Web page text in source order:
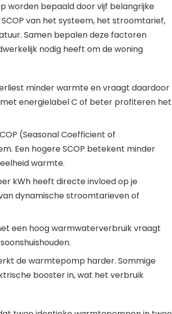
worden bepaald door vijf belangrijke
van het systeem, het stroomtarief,
Samen bepalen deze factoren
nodig heeft om de woning
minder warmte en vraagt daardoor
energielabel C of beter profiteren het
(Seasonal Coefficient of
Een hogere SCOP betekent minder
warmte.
kWh heeft directe invloed op je
dynamische stroomtarieven of
een hoog warmwaterverbruik vraagt
de warmtepomp harder. Sommige
booster in, wat het verbruik